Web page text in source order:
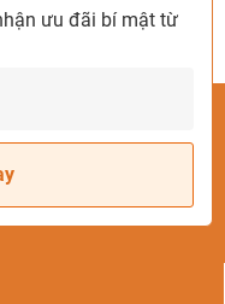
ưu đãi bí mật từ